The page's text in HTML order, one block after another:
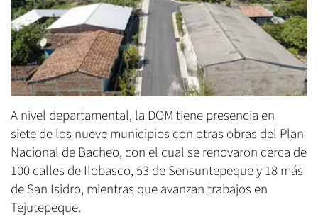
A nivel departamental, la DOM tiene presencia en
siete de los nueve municipios con otras obras del Plan
Nacional de Bacheo, con el cual se renovaron cerca de
100 calles de Ilobasco, 53 de Sensuntepeque y 18 más
de San Isidro, mientras que avanzan trabajos en
Tejutepeque.